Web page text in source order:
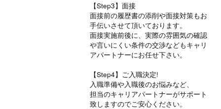
【Step3】面接
面接前の履歴書の添削や面接対策もお
手伝いさせて頂いております。
面接実施前後に、実際の雰囲気の確認
や言いにくい条件の交渉などもキャリ
アパートナーにお任せ下さい。
【Step4】ご入職決定!
入職準備や入職後のお悩みなど、
担当のキャリアパートナーがサポート
致しますのでご安心ください。